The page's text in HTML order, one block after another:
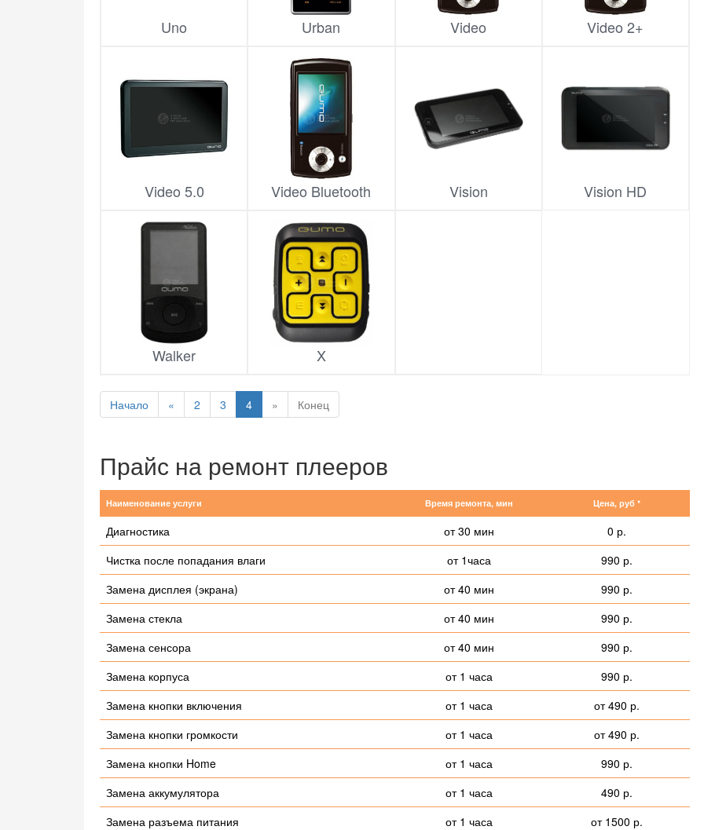
Uno Urban Video Video 2+
Video 5.0 Video Bluetooth Vision Vision HD
Walker X
Начало « 2 3 4 » Конец
Прайс на ремонт плееров
Наименование услуги Время ремонта, мин Цена, руб *
Диагностика от 30 мин
0 р.
Чистка после попадания влаги
от 1часа
990 р.
Замена дисплея (экрана)
от 40 мин
990 р.
Замена стекла
от 40 мин
990 р.
Замена сенсора
от 40 мин
990 р.
Замена корпуса
от 1 часа
990 р.
Замена кнопки включения
от 1 часа
от 490 р.
Замена кнопки громкости
от 1 часа
от 490 р.
Замена кнопки Home
от 1 часа
990 р.
Замена аккумулятора
от 1 часа
490 р.
Замена разъема питания
от 1 часа
от 1500 р.